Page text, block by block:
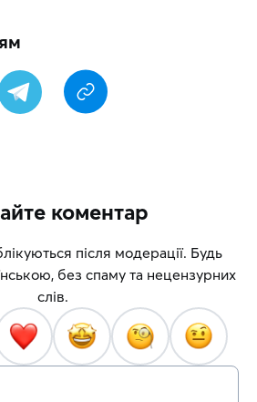
коментар
після модерації. Будь
без спаму та нецензурних
слів.